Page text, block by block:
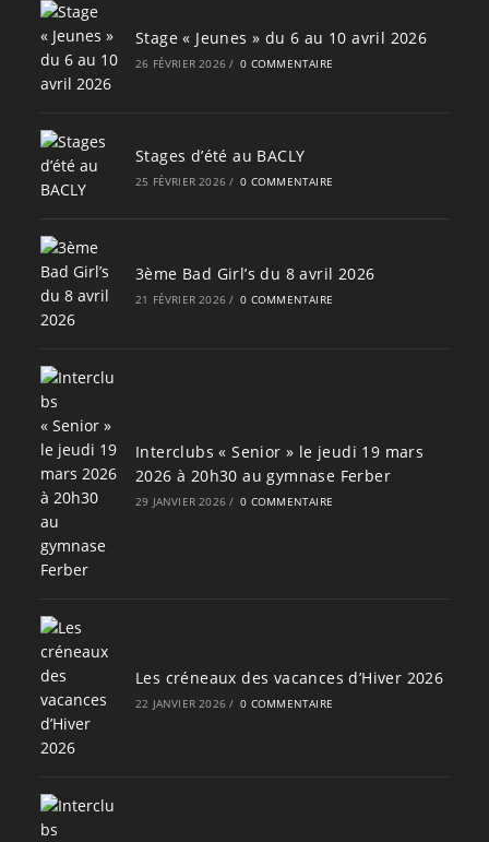
Stage « Jeunes » du 6 au 10 avril 2026
26 FÉVRIER 2026 / 0 COMMENTAIRE
Stages d’été au BACLY
25 FÉVRIER 2026 / 0 COMMENTAIRE
3ème Bad Girl’s du 8 avril 2026
21 FÉVRIER 2026 / 0 COMMENTAIRE
Interclubs « Senior » le jeudi 19 mars
2026 à 20h30 au gymnase Ferber
29 JANVIER 2026 / 0 COMMENTAIRE
Les créneaux des vacances d’Hiver 2026
22 JANVIER 2026 / 0 COMMENTAIRE